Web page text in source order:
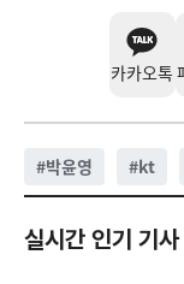
카카오톡
#박윤영 #kt
실시간 인기 기사